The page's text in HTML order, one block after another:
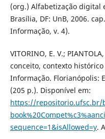
(org.) Alfabetização digital
Brasília, DF: UnB, 2006.
Informação, v. 4).
VITORINO, E. V.;
conceito, contexto
Informação. Florianópolis:
(205 p.). Disponível em:
https://repositorio.ufsc.br/
sequence=1&isAllowed=y.